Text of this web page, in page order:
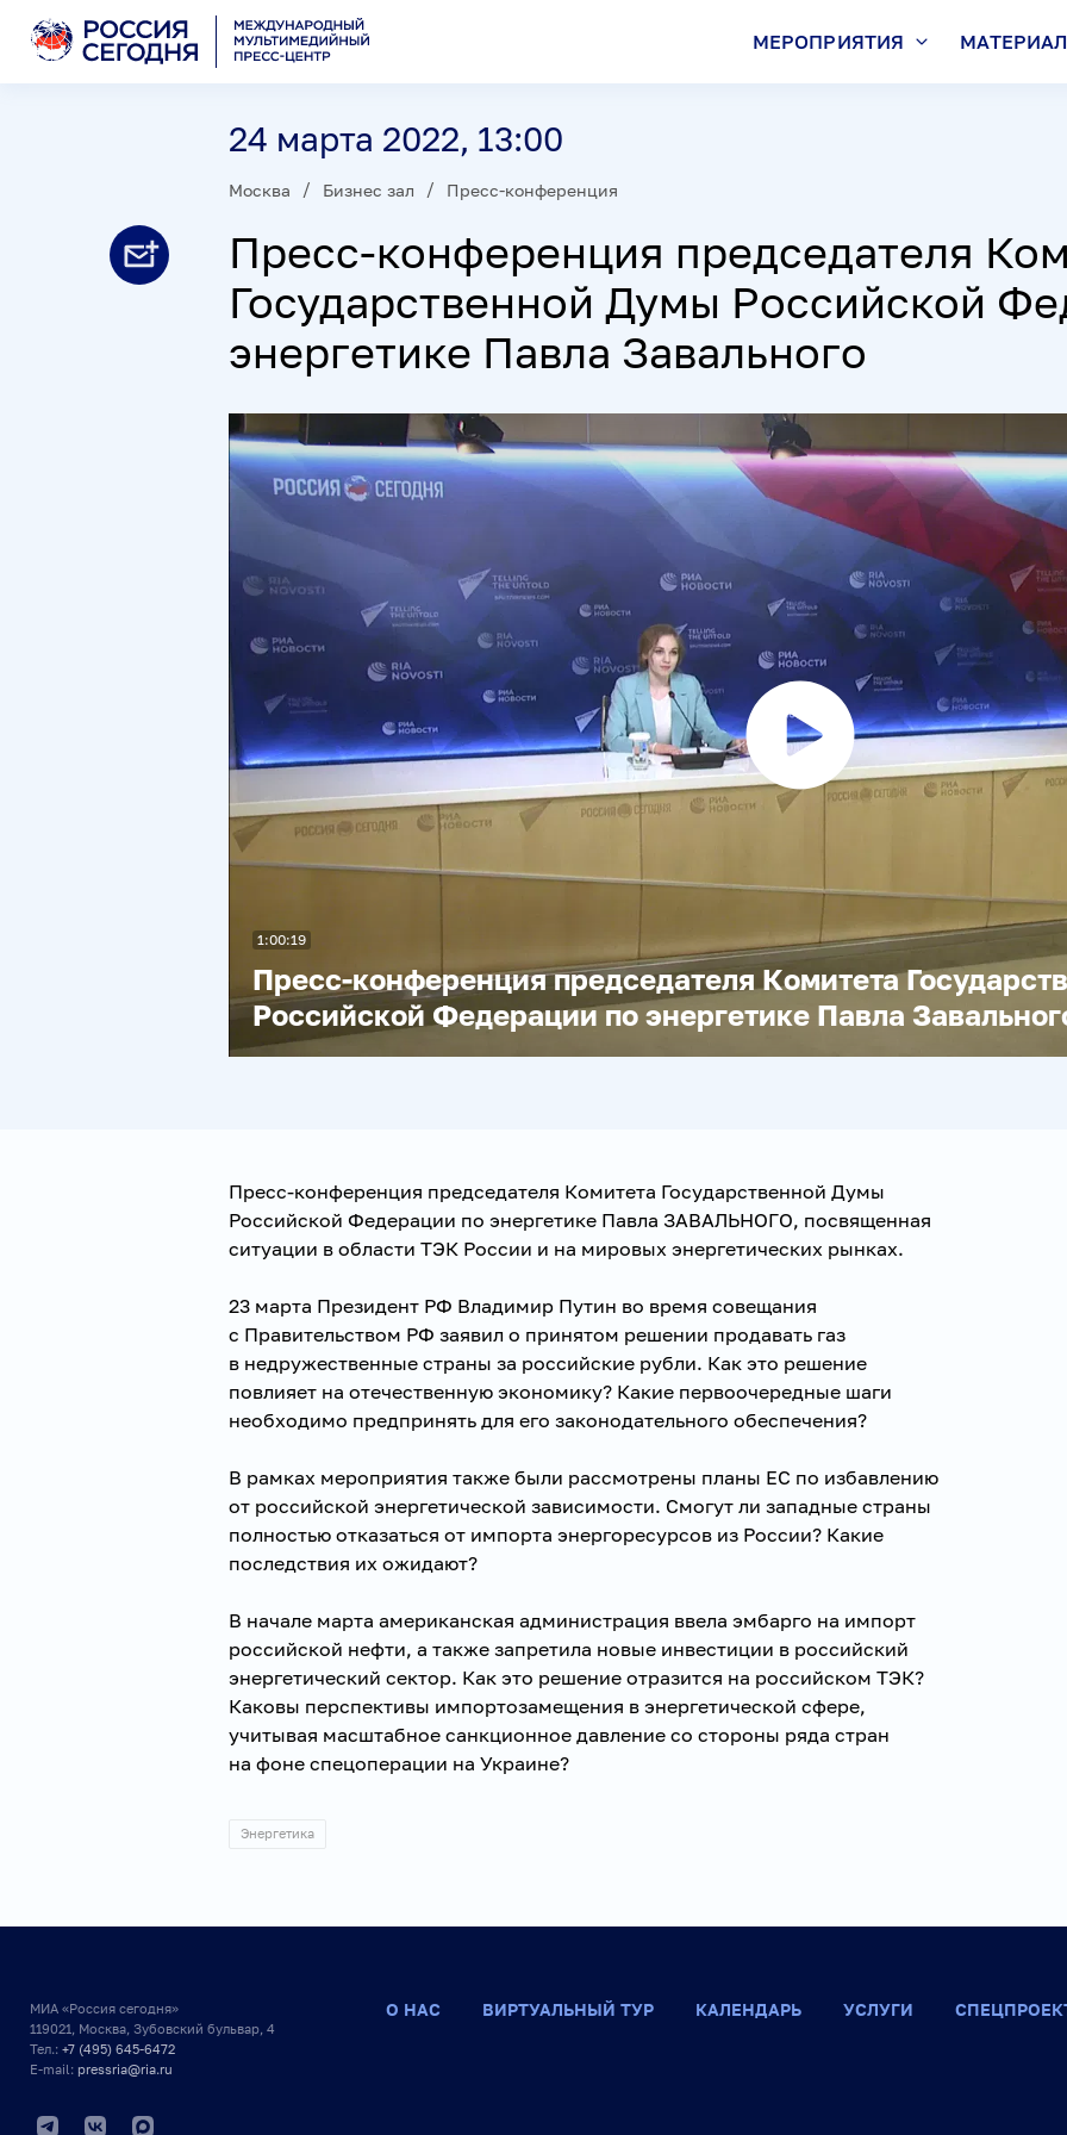
МЕРОПРИЯТИЯ
24 марта 2022, 13:00
Москва Бизнес зал Пресс-конференция
Пресс-конференция председателя
Государственной Думы Российской
энергетике Павла Завального
Пресс-конференция председателя Комитета
Российской Федерации по энергетике Павла
1:00:19
Пресс-конференция председателя Комитета Государственной Думы
Российской Федерации по энергетике Павла ЗАВАЛЬНОГО, посвященная
ситуации в области ТЭК России и на мировых энергетических рынках.
23 марта Президент РФ Владимир Путин во время совещания
с Правительством РФ заявил о принятом решении продавать газ
в недружественные страны за российские рубли. Как это решение
повлияет на отечественную экономику? Какие первоочередные шаги
необходимо предпринять для его законодательного обеспечения?
В рамках мероприятия также были рассмотрены планы ЕС по избавлению
от российской энергетической зависимости. Смогут ли западные страны
полностью отказаться от импорта энергоресурсов из России? Какие
последствия их ожидают?
В начале марта американская администрация ввела эмбарго на импорт
российской нефти, а также запретила новые инвестиции в российский
энергетический сектор. Как это решение отразится на российском ТЭК?
Каковы перспективы импортозамещения в энергетической сфере,
учитывая масштабное санкционное давление со стороны ряда стран
на фоне спецоперации на Украине?
Энергетика
О НАС ВИРТУАЛЬНЫЙ ТУР КАЛЕНДАРЬ УСЛУГИ
МИА «Россия сегодня»
119021, Москва, Зубовский бульвар, 4
Тел.: +7 (495) 645-6472
E-mail: pressria@ria.ru